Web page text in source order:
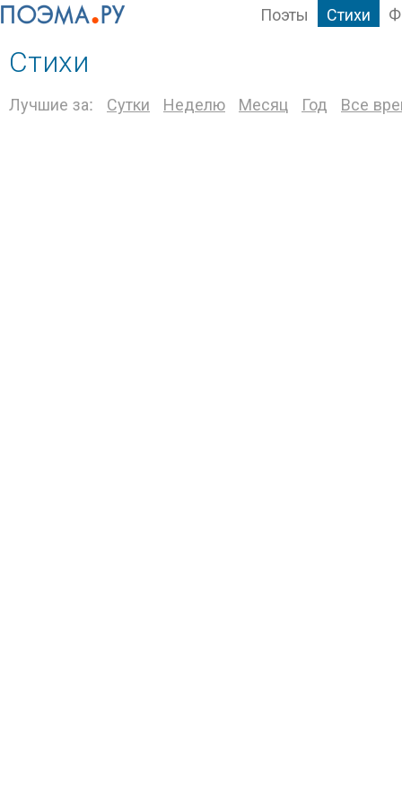
Поэты Стихи
Стихи
Лучшие за: Сутки Неделю Месяц Год Все